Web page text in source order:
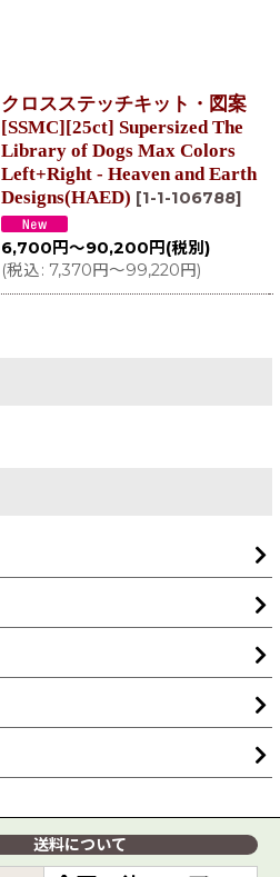
クロスステッチキット・図案
[SSMC][25ct] Supersized The
Library of Dogs Max Colors
Left+Right - Heaven and Earth
Designs(HAED) [1-1-106788]
6,700 円～90,200 円 (税別)
(税込: 7,370円～99,220円)
送料について